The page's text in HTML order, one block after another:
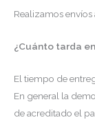
Realizamos
¿Cuánto tarda
El tiempo de
En general la
de acreditado el